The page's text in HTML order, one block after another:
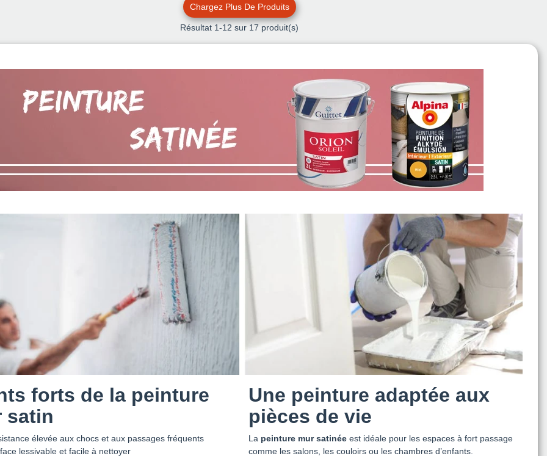
Chargez Plus De Produits
Résultat 1-12 sur 17 produit(s)
forts de la peinture
satin
élevée aux chocs et aux passages fréquents
lessivable et facile à nettoyer
Une peinture adaptée aux
pièces de vie
La peinture mur satinée est idéale pour les espaces à fort passage
comme les salons, les couloirs ou les chambres d’enfants.